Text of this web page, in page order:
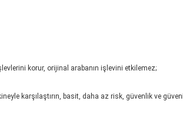
korur, orijinal arabanın işlevini etkilemez;
karşılaştırın, basit, daha az risk, güvenlik ve